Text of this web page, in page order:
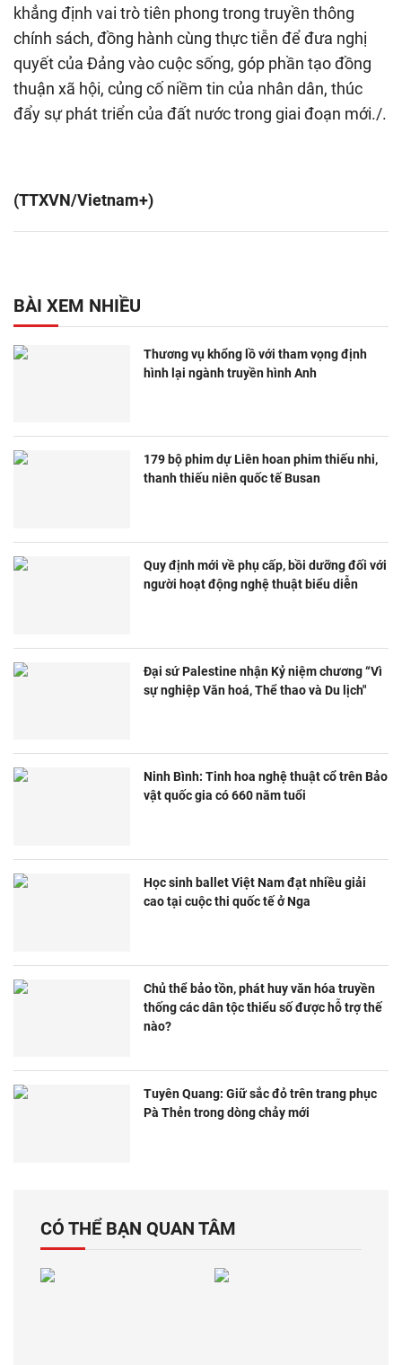
khẳng định vai trò tiên phong trong truyền thông
chính sách, đồng hành cùng thực tiễn để đưa nghị
quyết của Đảng vào cuộc sống, góp phần tạo đồng
thuận xã hội, củng cố niềm tin của nhân dân, thúc
đẩy sự phát triển của đất nước trong giai đoạn mới./.
(TTXVN/Vietnam+)
BÀI XEM NHIỀU
Thương vụ khổng lồ với tham vọng định
hình lại ngành truyền hình Anh
179 bộ phim dự Liên hoan phim thiếu nhi,
thanh thiếu niên quốc tế Busan
Quy định mới về phụ cấp, bồi dưỡng đối với
người hoạt động nghệ thuật biểu diễn
Đại sứ Palestine nhận Kỷ niệm chương “Vì
sự nghiệp Văn hoá, Thể thao và Du lịch"
Ninh Bình: Tinh hoa nghệ thuật cổ trên Bảo
vật quốc gia có 660 năm tuổi
Học sinh ballet Việt Nam đạt nhiều giải
cao tại cuộc thi quốc tế ở Nga
Chủ thể bảo tồn, phát huy văn hóa truyền
thống các dân tộc thiểu số được hỗ trợ thế
nào?
Tuyên Quang: Giữ sắc đỏ trên trang phục
Pà Thẻn trong dòng chảy mới
CÓ THỂ BẠN QUAN TÂM